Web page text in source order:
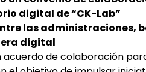
digital de “CK-Lab”
las administraciones,
digital
acuerdo de colaboración